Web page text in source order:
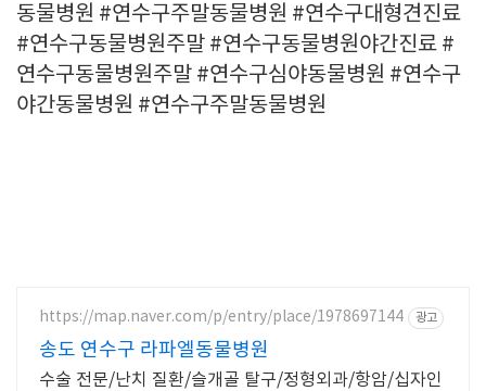
동물병원 #연수구주말동물병원 #연수구대형견진료
#연수구동물병원주말 #연수구동물병원야간진료 #
연수구동물병원주말 #연수구심야동물병원 #연수구
야간동물병원 #연수구주말동물병원
https://map.naver.com/p/entry/place/1978697144 광고
송도 연수구 라파엘동물병원
수술 전문/난치 질환/슬개골 탈구/정형외과/항암/십자인